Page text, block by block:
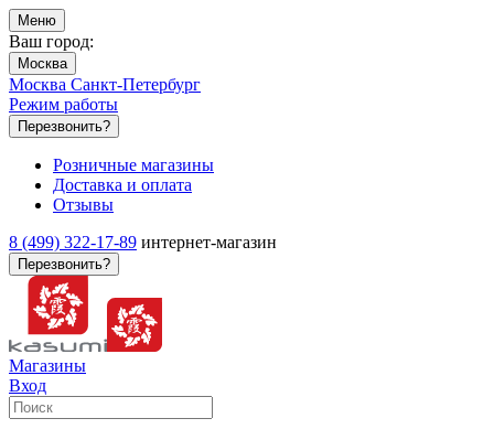
Меню
Ваш город:
Москва
Москва Санкт-Петербург
Режим работы
Перезвонить?
Розничные магазины
Доставка и оплата
Отзывы
8 (499) 322-17-89 интернет-магазин
Перезвонить?
Магазины
Вход